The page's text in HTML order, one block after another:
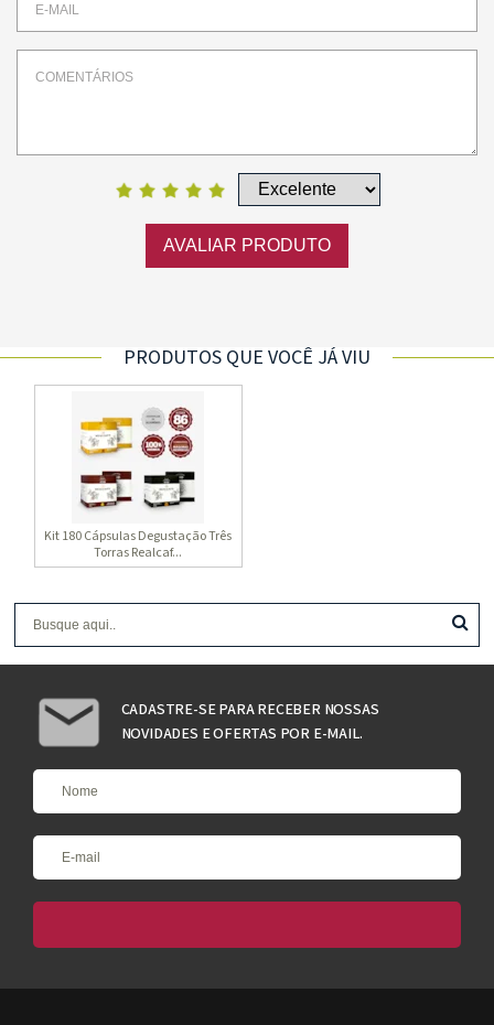
AVALIAR PRODUTO
PRODUTOS QUE VOCÊ JÁ VIU
Kit 180 Cápsulas Degustação Três
Torras Realcaf...
CADASTRE-SE PARA RECEBER NOSSAS
NOVIDADES E OFERTAS POR E-MAIL.